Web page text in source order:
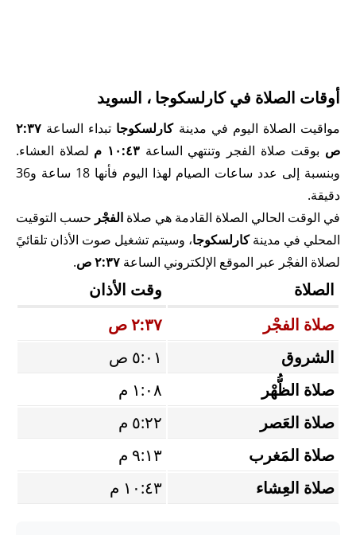
أوقات الصلاة في كارلسكوجا ، السويد
مواقيت الصلاة اليوم في مدينةكارلسكوجا تبداء الساعة ٢:٣٧
ص بوقت صلاة الفجر وتنتهي الساعة ١٠:٤٣ م
لصلاة العشاء.
وبنسبة إلى عدد ساعات الصيام لهذا اليوم فأنها 18 ساعة و36
دقيقة.
في الوقت الحالي الصلاة القادمة هي صلاة الفجْر حسب التوقيت
المحلي في مدينةكارلسكوجا، وسيتم تشغيل صوت الأذان تلقائيً
لصلاة الفجْر عبر الموقع الإلكتروني الساعة ٢:٣٧ ص .
الصلاة
وقت الأذان
صلاة الفجْر
٢:٣٧ ص
الشروق
٥:٠١ ص
صلاة الظُّهْر
١:٠٨ م
صلاة العَصر
٥:٢٢ م
صلاة المَغرب
٩:١٣ م
صلاة العِشاء
١٠:٤٣ م